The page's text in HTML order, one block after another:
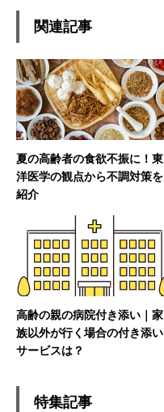
関連記事
夏の高齢者の食欲不振に！東
洋医学の観点から不調対策を
紹介
高齢の親の病院付き添い｜家
族以外が行く場合の付き添い
サービスは？
特集記事